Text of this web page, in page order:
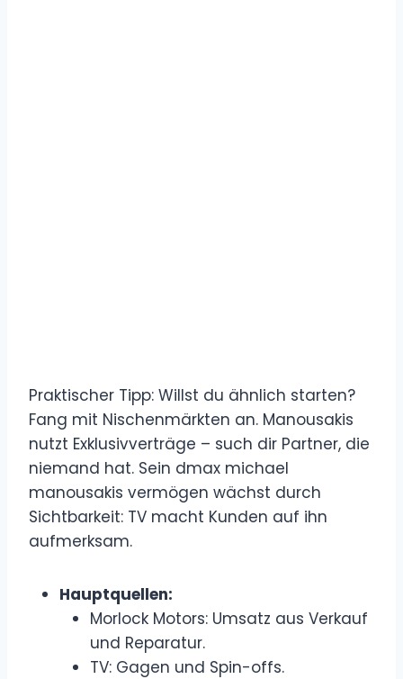
Praktischer Tipp: Willst du ähnlich starten?
Fang mit Nischenmärkten an. Manousakis
nutzt Exklusivverträge – such dir Partner, die
niemand hat. Sein dmax michael
manousakis vermögen wächst durch
Sichtbarkeit: TV macht Kunden auf ihn
aufmerksam.
Hauptquellen:
Morlock Motors: Umsatz aus Verkauf
und Reparatur.
TV: Gagen und Spin-offs.